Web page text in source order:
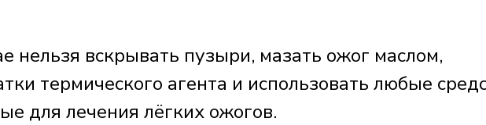
нельзя вскрывать пузыри, мазать ожог маслом,
термического агента и использовать любые
для лечения лёгких ожогов.